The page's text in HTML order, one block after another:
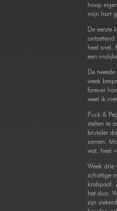
hoop
mijn hart
De eerste
heel snel.
een
De
week
forever
weet ik
Puck &
stelten te
brutaler
samen.
wat, heel
Week drie
schattige
krabpaal.
het duo.
zijn